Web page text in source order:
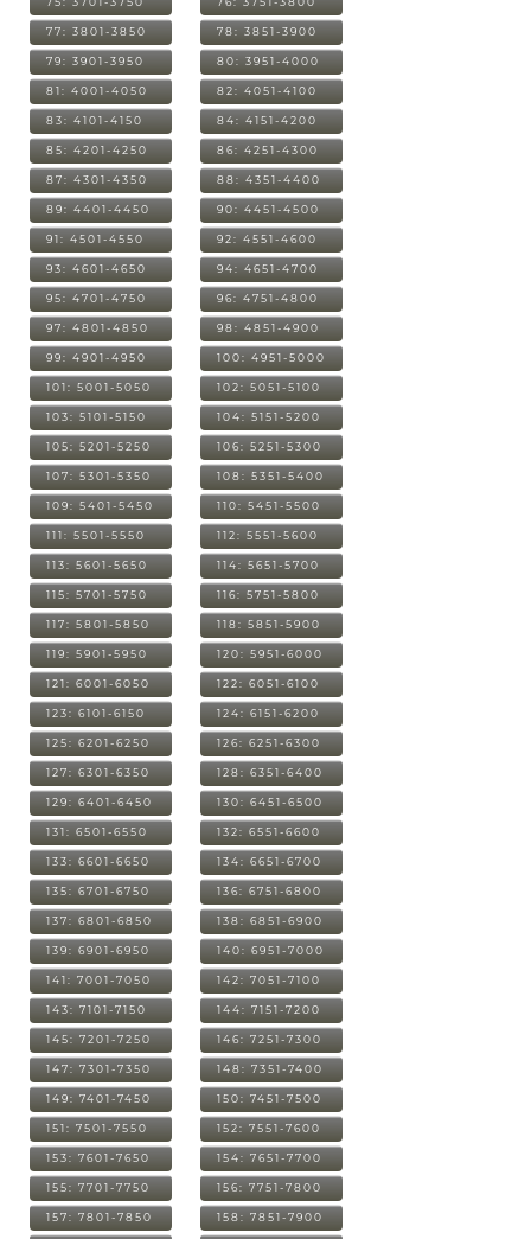
77: 3801-3850 78: 3851-3900
79: 3901-3950 80: 3951-4000
81: 4001-4050 82: 4051-4100
83: 4101-4150 84: 4151-4200
85: 4201-4250 86: 4251-4300
87: 4301-4350 88: 4351-4400
89: 4401-4450 90: 4451-4500
91: 4501-4550 92: 4551-4600
93: 4601-4650 94: 4651-4700
95: 4701-4750 96: 4751-4800
97: 4801-4850 98: 4851-4900
99: 4901-4950 100: 4951-5000
101: 5001-5050 102: 5051-5100
103: 5101-5150 104: 5151-5200
105: 5201-5250 106: 5251-5300
107: 5301-5350 108: 5351-5400
109: 5401-5450 110: 5451-5500
111: 5501-5550 112: 5551-5600
113: 5601-5650 114: 5651-5700
115: 5701-5750 116: 5751-5800
117: 5801-5850 118: 5851-5900
119: 5901-5950 120: 5951-6000
121: 6001-6050 122: 6051-6100
123: 6101-6150 124: 6151-6200
125: 6201-6250 126: 6251-6300
127: 6301-6350 128: 6351-6400
129: 6401-6450 130: 6451-6500
131: 6501-6550 132: 6551-6600
133: 6601-6650 134: 6651-6700
135: 6701-6750 136: 6751-6800
137: 6801-6850 138: 6851-6900
139: 6901-6950 140: 6951-7000
141: 7001-7050 142: 7051-7100
143: 7101-7150 144: 7151-7200
145: 7201-7250 146: 7251-7300
147: 7301-7350 148: 7351-7400
149: 7401-7450 150: 7451-7500
151: 7501-7550 152: 7551-7600
153: 7601-7650 154: 7651-7700
155: 7701-7750 156: 7751-7800
157: 7801-7850 158: 7851-7900